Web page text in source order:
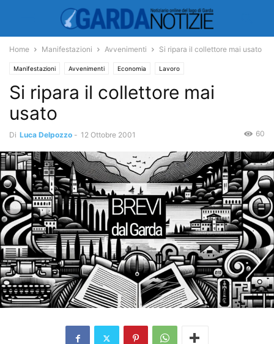
Home Manifestazioni Avvenimenti Si ripara il collettore mai usato
Manifestazioni Avvenimenti Economia Lavoro
Si ripara il collettore mai
usato
Di Luca Delpozzo - 12 Ottobre 2001 60